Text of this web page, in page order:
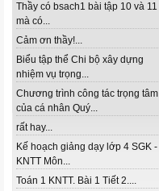
Thầy có bsach1 bài tập 10 và 11
mà có...
Cảm ơn thầy!...
Biểu tập thể Chi bộ xây dựng
nhiệm vụ trọng...
Chương trình công tác trọng tâm
của cá nhân Quý...
rất hay...
Kế hoạch giảng dạy lớp 4 SGK -
KNTT Môn...
Toán 1 KNTT. Bài 1 Tiết 2....